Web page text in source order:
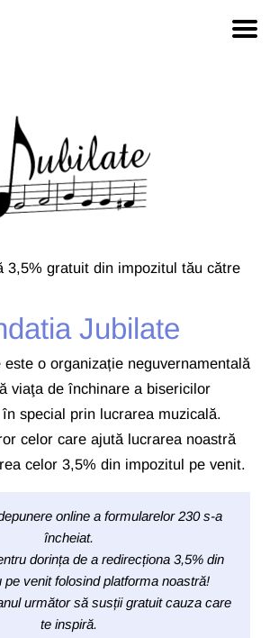
3,5% gratuit din impozitul tău către
Jubilate
este o organizație neguvernamentală
viaţa de închinare a bisericilor
special prin lucrarea muzicală.
celor care ajută lucrarea noastră
celor 3,5% din impozitul pe venit.
online a formularelor 230 s-a
încheiat.
dorința de a redirecționa 3,5% din
pe venit folosind platforma noastră!
următor să susții gratuit cauza care
te inspiră.